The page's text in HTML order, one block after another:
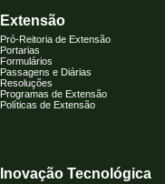
Extensão
Pró-Reitoria de Extensão
Portarias
Formulários
Passagens e Diárias
Resoluções
Programas de Extensão
Políticas de Extensão
Inovação Tecnológica